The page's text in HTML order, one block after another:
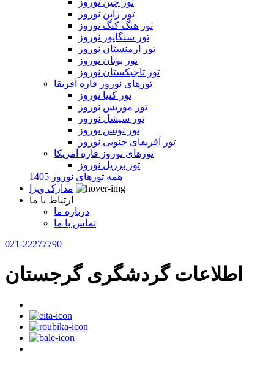
تور چین نوروز
تور ژاپن نوروز
تور هنگ کنگ نوروز
تور سنگاپور نوروز
تور ارمنستان نوروز
تور بوتان نوروز
تور تاجیکستان نوروز
تورهای نوروز قاره آفریقا
تور کنیا نوروز
تور موریس نوروز
تور سیشل نوروز
تور تونس نوروز
تور آفریقای جنوبی نوروز
تورهای نوروز قاره آمریکا
تور برزیل نوروز
همه تورهای نوروز 1405
مدارک ویزا
ارتباط با ما
درباره ما
تماس با ما
021-22277790
اطلاعات گردشگری گرجستان